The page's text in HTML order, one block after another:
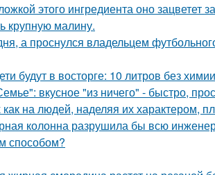
этого ингредиента оно зацветет
крупную малину.
а проснулся владельцем
будут в восторге: 10 литров без
вкусное "из ничего" - быстро,
на людей, наделяя их характером,
колонна разрушила бы всю
способом?